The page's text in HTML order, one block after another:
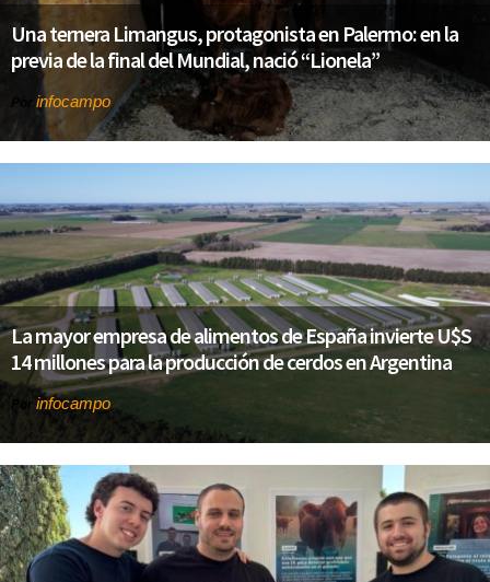
Una ternera Limangus, protagonista en Palermo: en la
previa de la final del Mundial, nació “Lionela”
Por infocampo
La mayor empresa de alimentos de España invierte U$S
14 millones para la producción de cerdos en Argentina
Por infocampo